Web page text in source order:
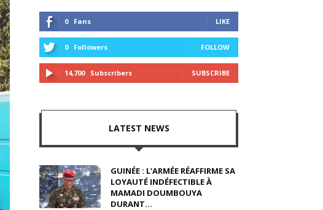
0 Fans LIKE
0 Followers FOLLOW
14,700 Subscribers SUBSCRIBE
LATEST NEWS
GUINÉE : L’ARMÉE RÉAFFIRME SA
LOYAUTÉ INDÉFECTIBLE À
MAMADI DOUMBOUYA
DURANT...